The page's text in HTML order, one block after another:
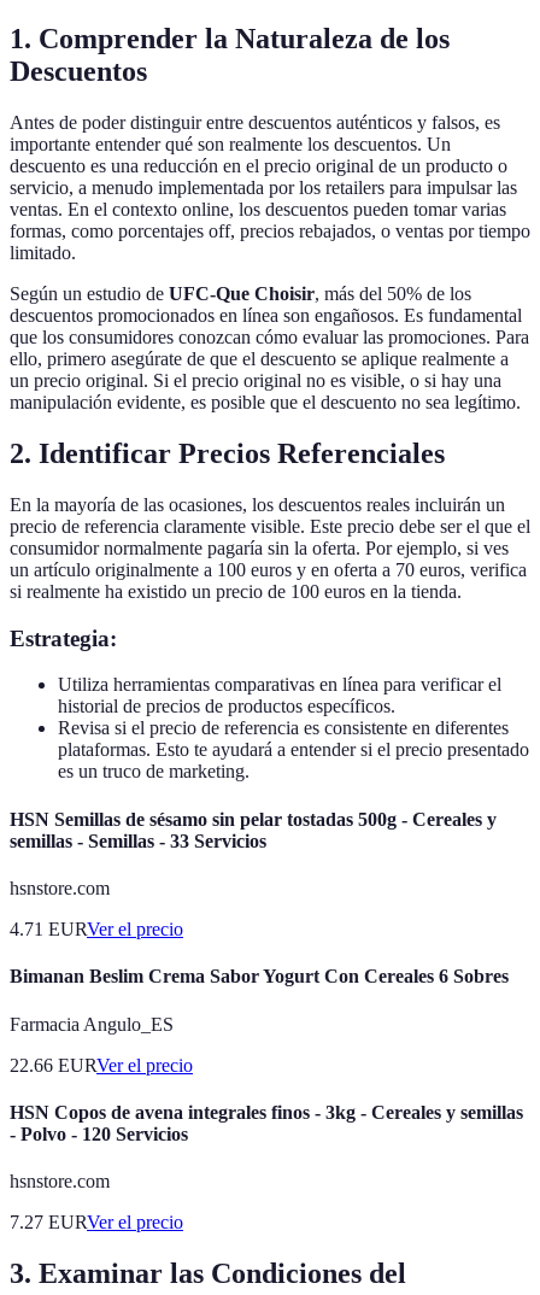
1. Comprender la Naturaleza de los
Descuentos
Antes de poder distinguir entre descuentos auténticos y falsos, es
importante entender qué son realmente los descuentos. Un
descuento es una reducción en el precio original de un producto o
servicio, a menudo implementada por los retailers para impulsar las
ventas. En el contexto online, los descuentos pueden tomar varias
formas, como porcentajes off, precios rebajados, o ventas por tiempo
limitado.
Según un estudio de UFC-Que Choisir, más del 50% de los
descuentos promocionados en línea son engañosos. Es fundamental
que los consumidores conozcan cómo evaluar las promociones. Para
ello, primero asegúrate de que el descuento se aplique realmente a
un precio original. Si el precio original no es visible, o si hay una
manipulación evidente, es posible que el descuento no sea legítimo.
2. Identificar Precios Referenciales
En la mayoría de las ocasiones, los descuentos reales incluirán un
precio de referencia claramente visible. Este precio debe ser el que el
consumidor normalmente pagaría sin la oferta. Por ejemplo, si ves
un artículo originalmente a 100 euros y en oferta a 70 euros, verifica
si realmente ha existido un precio de 100 euros en la tienda.
Estrategia:
Utiliza herramientas comparativas en línea para verificar el
historial de precios de productos específicos.
Revisa si el precio de referencia es consistente en diferentes
plataformas. Esto te ayudará a entender si el precio presentado
es un truco de marketing.
HSN Semillas de sésamo sin pelar tostadas 500g - Cereales y
semillas - Semillas - 33 Servicios
hsnstore.com
4.71 EURVer el precio
Bimanan Beslim Crema Sabor Yogurt Con Cereales 6 Sobres
Farmacia Angulo_ES
22.66 EURVer el precio
HSN Copos de avena integrales finos - 3kg - Cereales y semillas
- Polvo - 120 Servicios
hsnstore.com
7.27 EURVer el precio
3. Examinar las Condiciones del